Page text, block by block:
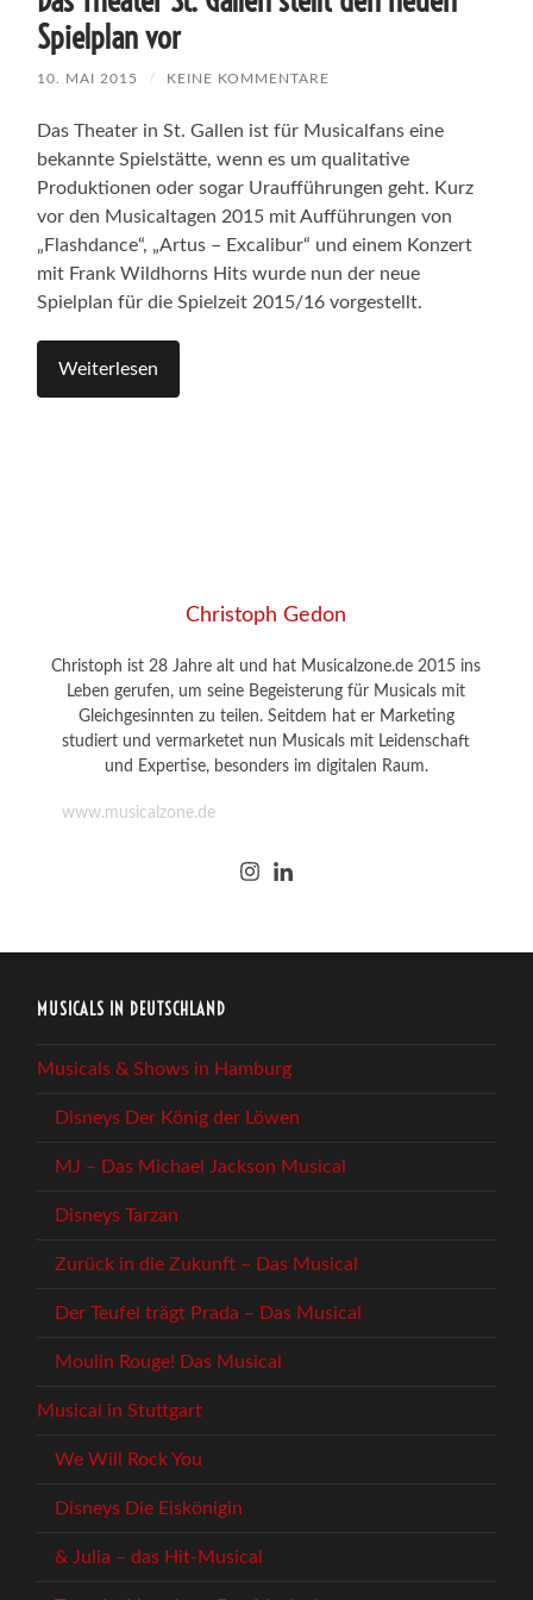
Spielplan vor
10. MAI 2015 / KEINE KOMMENTARE
Das Theater in St. Gallen ist für Musicalfans eine
bekannte Spielstätte, wenn es um qualitative
Produktionen oder sogar Uraufführungen geht. Kurz
vor den Musicaltagen 2015 mit Aufführungen von
„Flashdance“, „Artus – Excalibur“ und einem Konzert
mit Frank Wildhorns Hits wurde nun der neue
Spielplan für die Spielzeit 2015/16 vorgestellt.
Weiterlesen
Christoph Gedon
Christoph ist 28 Jahre alt und hat Musicalzone.de 2015 ins
Leben gerufen, um seine Begeisterung für Musicals mit
Gleichgesinnten zu teilen. Seitdem hat er Marketing
studiert und vermarketet nun Musicals mit Leidenschaft
und Expertise, besonders im digitalen Raum.
www.musicalzone.de
MUSICALS IN DEUTSCHLAND
Musicals & Shows in Hamburg
Disneys Der König der Löwen
MJ – Das Michael Jackson Musical
Disneys Tarzan
Zurück in die Zukunft – Das Musical
Der Teufel trägt Prada – Das Musical
Moulin Rouge! Das Musical
Musical in Stuttgart
We Will Rock You
Disneys Die Eiskönigin
& Julia – das Hit-Musical